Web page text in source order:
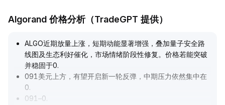
Algorand 价格分析（TradeGPT 提供）
ALGO近期放量上涨，短期动能显著增强，叠加量子安全路
线图及生态利好催化，市场情绪阶段性修复。价格若能突破
并稳固于0.
091美元上方，有望开启新一轮反弹，中期压力依然集中在
0.
091–0